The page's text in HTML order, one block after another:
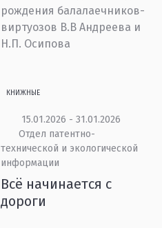
рождения балалаечников-
виртуозов В.В Андреева и
Н.П. Осипова
КНИЖНЫЕ
15.01.2026 - 31.01.2026
Отдел патентно-
технической и экологической
информации
Всё начинается с
дороги